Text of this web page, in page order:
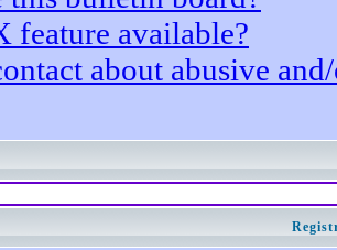
feature available?
about abusive